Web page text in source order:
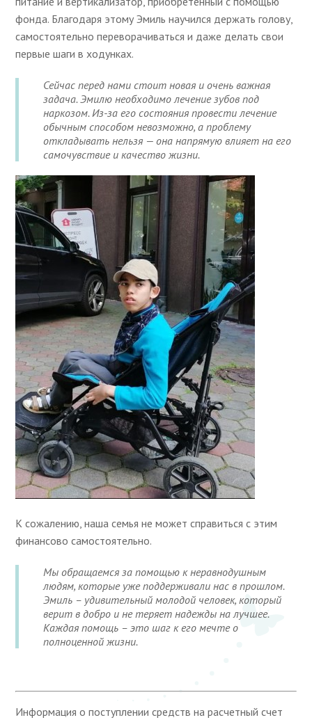
фонда. Благодаря этому Эмиль научился держать голову,
самостоятельно переворачиваться и даже делать свои
первые шаги в ходунках.
Сейчас перед нами стоит новая и очень важная
задача. Эмилю необходимо лечение зубов под
наркозом. Из-за его состояния провести лечение
обычным способом невозможно, а проблему
откладывать нельзя — она напрямую влияет на его
самочувствие и качество жизни.
К сожалению, наша семья не может справиться с этим
финансово самостоятельно.
Мы обращаемся за помощью к неравнодушным
людям, которые уже поддерживали нас в прошлом.
Эмиль – удивительный молодой человек, который
верит в добро и не теряет надежды на лучшее.
Каждая помощь – это шаг к его мечте о
полноценной жизни.
Информация о поступлении средств на расчетный счет